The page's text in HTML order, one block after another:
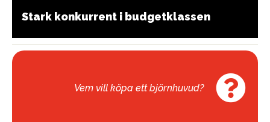
Stark konkurrent i budgetklassen
Vem vill köpa ett björnhuvud?